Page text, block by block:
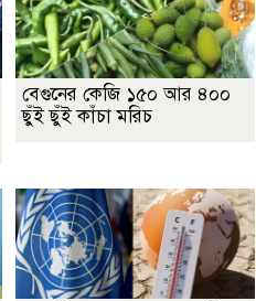
বেগুনের কেজি ১৫০ আর ৪০০
ছুঁই ছুঁই কাঁচা মরিচ